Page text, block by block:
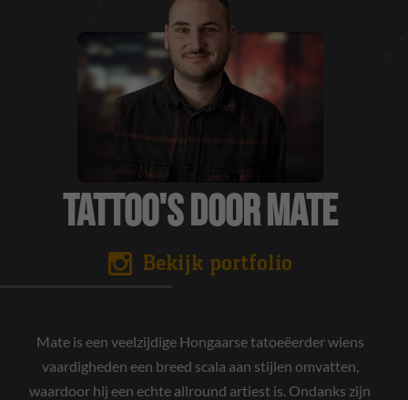
Tattoo's door Mate
Bekijk portfolio
Mate is een veelzijdige Hongaarse tatoeëerder wiens
vaardigheden een breed scala aan stijlen omvatten,
waardoor hij een echte allround artiest is. Ondanks zijn